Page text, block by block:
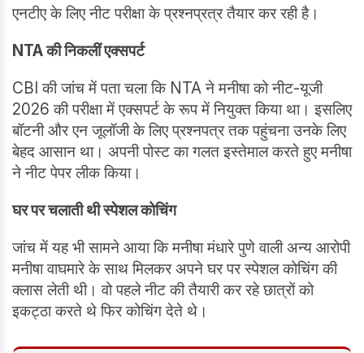
एनटीए के लिए नीट परीक्षा के प्रश्नप्रत्र तैयार कर रही है।
NTA की निकलीं एक्सपर्ट
CBI की जांच में पता चला कि NTA ने मनीषा को नीट-यूजी
2026 की परीक्षा में एक्सपर्ट के रूप में नियुक्त किया था। इसलिए
बॉटनी और एन जूलॉजी के लिए प्रश्नपत्र तक पहुंचना उनके लिए
बेहद आसान था। अपनी पोस्ट का गलत इस्तेमाल करते हुए मनीषा
ने नीट पेपर लीक किया।
घर पर चलाती थी स्पेशल कोचिंग
जांच में यह भी सामने आया कि मनीषा मंधारे पुणे वाली अन्य आरोपी
मनीषा वाघमारे के साथ मिलकर अपने घर पर स्पेशल कोचिंग की
क्लास लेती थी। वो पहले नीट की तैयारी कर रहे छात्रों को
इकट्ठा करते थे फिर कोचिंग देते थे।